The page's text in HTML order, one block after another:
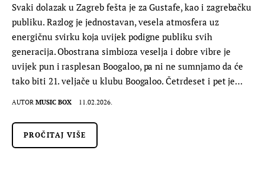
Svaki dolazak u Zagreb fešta je za Gustafe, kao i zagrebačku
publiku. Razlog je jednostavan, vesela atmosfera uz
energičnu svirku koja uvijek podigne publiku svih
generacija. Obostrana simbioza veselja i dobre vibre je
uvijek pun i rasplesan Boogaloo, pa ni ne sumnjamo da će
tako biti 21. veljače u klubu Boogaloo. Četrdeset i pet je…
AUTOR MUSIC BOX 11.02.2026.
PROČITAJ VIŠE